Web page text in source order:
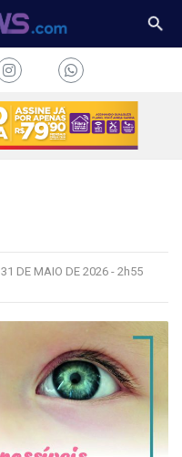
31 DE MAIO DE 2026 - 2h55